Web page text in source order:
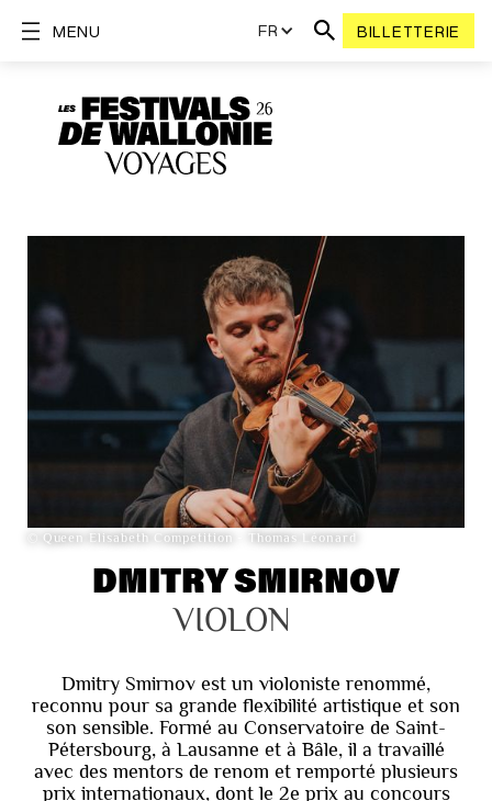
FR BILLETTERIE
MENU
© Queen Elisabeth Competition - Thomas Léonard
DMITRY SMIRNOV
VIOLON
Dmitry Smirnov est un violoniste renommé,
reconnu pour sa grande flexibilité artistique et son
son sensible. Formé au Conservatoire de Saint-
Pétersbourg, à Lausanne et à Bâle, il a travaillé
avec des mentors de renom et remporté plusieurs
prix internationaux, dont le 2e prix au concours